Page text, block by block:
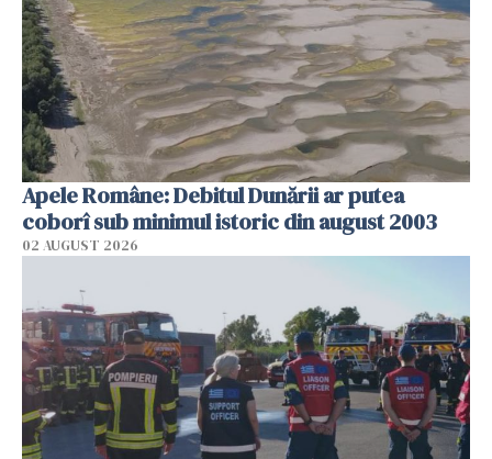
Apele Române: Debitul Dunării ar putea
coborî sub minimul istoric din august 2003
02 AUGUST 2026